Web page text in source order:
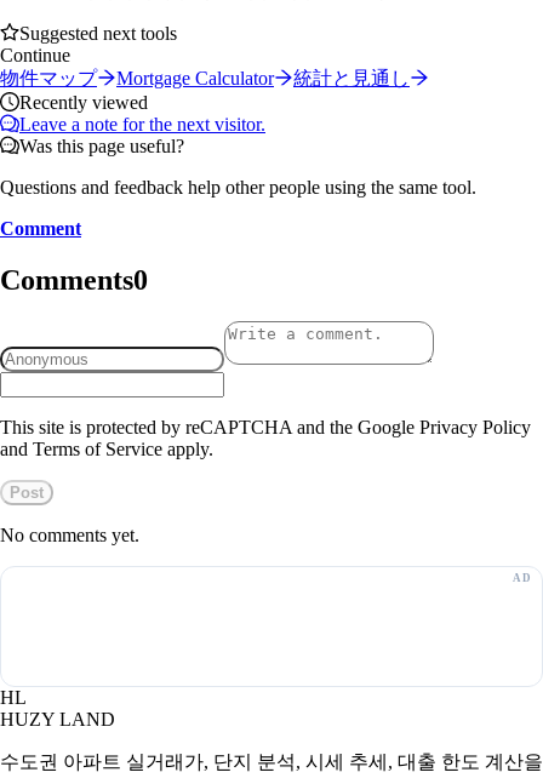
Suggested next tools
Continue
物件マップ
Mortgage Calculator
統計と見通し
Recently viewed
Leave a note for the next visitor.
Was this page useful?
Questions and feedback help other people using the same tool.
Comment
Comments0
This site is protected by reCAPTCHA and the Google Privacy Policy
and Terms of Service apply.
Post
No comments yet.
HL
HUZY LAND
수도권 아파트 실거래가, 단지 분석, 시세 추세, 대출 한도 계산을